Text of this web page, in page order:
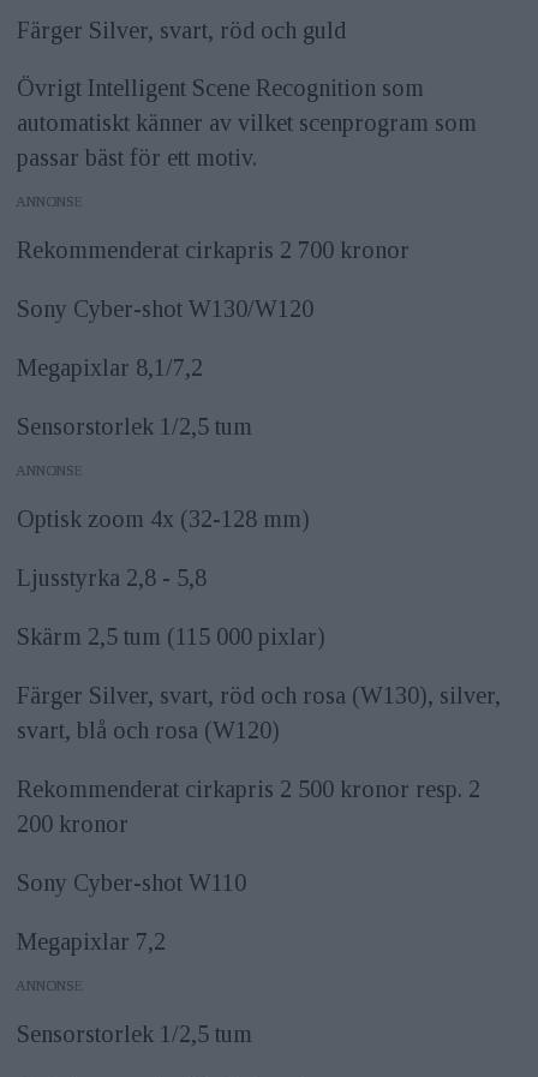
Färger Silver, svart, röd och guld
Övrigt Intelligent Scene Recognition som
automatiskt känner av vilket scenprogram som
passar bäst för ett motiv.
ANNONS
Rekommenderat cirkapris 2 700 kronor
Sony Cyber-shot W130/W120
Megapixlar 8,1/7,2
Sensorstorlek 1/2,5 tum
ANNONS
Optisk zoom 4x (32-128 mm)
Ljusstyrka 2,8 - 5,8
Skärm 2,5 tum (115 000 pixlar)
Färger Silver, svart, röd och rosa (W130), silver,
svart, blå och rosa (W120)
Rekommenderat cirkapris 2 500 kronor resp. 2
200 kronor
Sony Cyber-shot W110
Megapixlar 7,2
ANNONS
Sensorstorlek 1/2,5 tum